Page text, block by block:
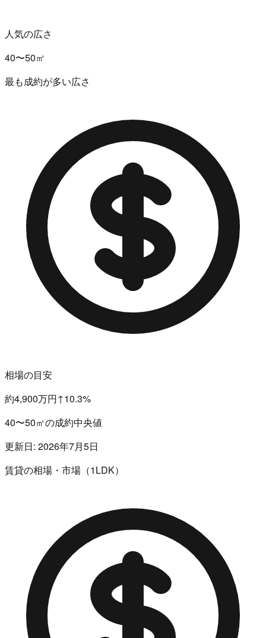
人気の広さ
40〜50㎡
最も成約が多い広さ
相場の目安
約4,900万円↑10.3%
40〜50㎡の成約中央値
更新日: 2026年7月5日
賃貸の相場・市場（1LDK）